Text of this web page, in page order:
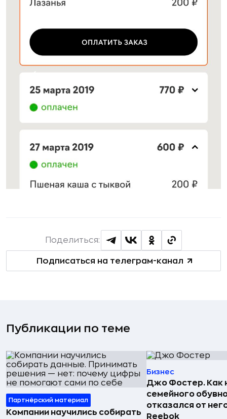
Подписаться на телеграм-канал
Поделиться:
Публикации по теме
Партнёрский материал
Компании научились собирать
Бизнес
Джо Фостер. Как
семейного
отказался от
Reebok